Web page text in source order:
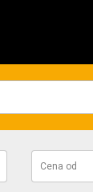
Cena od